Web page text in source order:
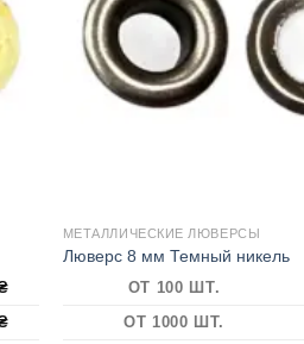
МЕТАЛЛИЧЕСКИЕ ЛЮВЕРСЫ
Люверс 8 мм Темный никель
ОТ 100 ШТ.
ОТ 1000 ШТ.